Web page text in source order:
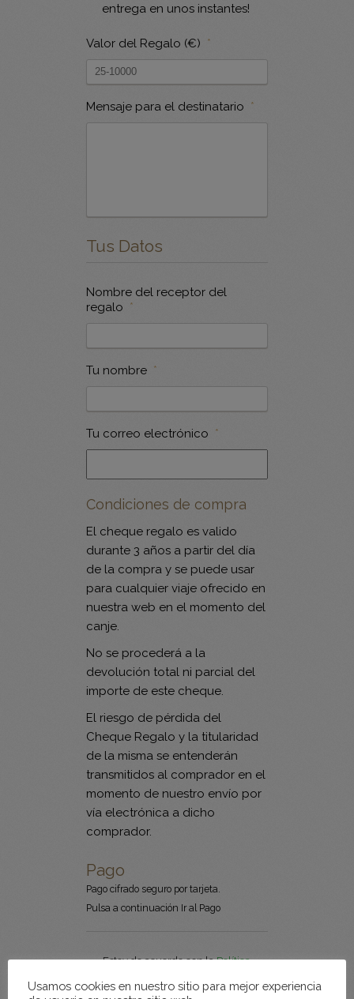
entrega en unos instantes!
Valor del Regalo (€) *
Mensaje para el destinatario *
Tus Datos
Nombre del receptor del
regalo *
Tu nombre *
Tu correo electrónico *
Condiciones de compra
El cheque regalo es valido
durante 3 años a partir del día
de la compra y se puede usar
para cualquier viaje ofrecido en
nuestra web en el momento del
canje.
No se procederá a la
devolución total ni parcial del
importe de este cheque.
El riesgo de pérdida del
Cheque Regalo y la titularidad
de la misma se entenderán
transmitidos al comprador en el
momento de nuestro envío por
vía electrónica a dicho
comprador.
Pago
Pago cifrado seguro por tarjeta.
Pulsa a continuación Ir al Pago
Política
Estoy de acuerdo con laPolítica
Usamos cookies en nuestro sitio para mejor experiencia